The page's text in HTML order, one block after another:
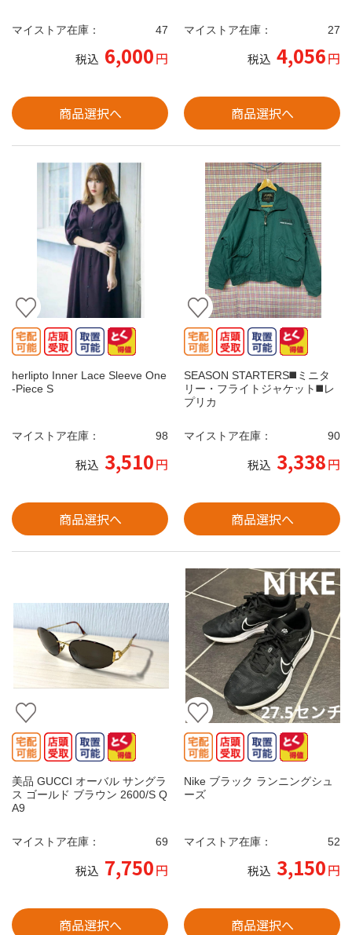
マイストア在庫： 47
税込 6,000円
商品選択へ
マイストア在庫： 27
税込 4,056円
商品選択へ
herlipto Inner Lace Sleeve One
-Piece S
マイストア在庫： 98
税込 3,510円
商品選択へ
SEASON STARTERS◼️ミニタ
リー・フライトジャケット◼️レ
プリカ
マイストア在庫： 90
税込 3,338円
商品選択へ
美品 GUCCI オーバル サングラ
ス ゴールド ブラウン 2600/S Q
A9
マイストア在庫： 69
税込 7,750円
商品選択へ
Nike ブラック ランニングシュ
ーズ
マイストア在庫： 52
税込 3,150円
商品選択へ